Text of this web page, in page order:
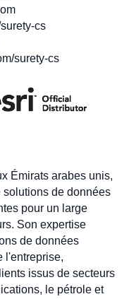
cs
surety-cs
Émirats arabes unis,
de données
pour un large
Son expertise
de données
l'entreprise,
issus de secteurs
le pétrole et